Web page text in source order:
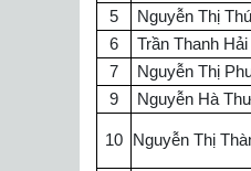
5
Nguyễn Thị
6
Trần Thanh Hải
7
Nguyễn Thị
9
Nguyễn Hà
10 Nguyễn Thị